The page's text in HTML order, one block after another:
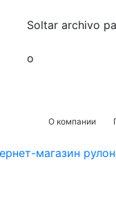
Soltar archivo
o
О компании